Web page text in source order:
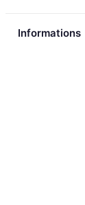
Informations